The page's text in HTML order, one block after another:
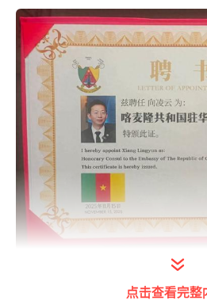
打开今日头条查看图
此次任命，旨在进一步加
点击查看完整